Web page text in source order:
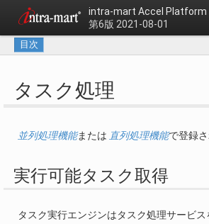
intra-mart Accel Platform
第6版 2021-08-01
目次
タスク処理
並列処理機能または 直列処理機能で登録
実行可能タスク取得
タスク実行エンジンはタスク処理サービ